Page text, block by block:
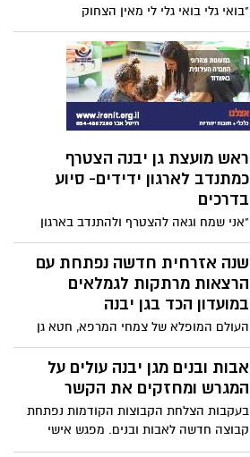
את הטוב הטמון בשני העולמות כאשר הוא
משלב בין מקצועות הקודש לבין לימודי
הליבה לרבות מתמטיקה והשפה האנגלית
הנלמדת באופן מורחב החל מכיתה א'.
"בואי גלי בואי גלי לי מאין הצחוק
המתוק"....השירים שכולנו גדלנו עליהם עכשיו
במחזמר "גלי" מבית תיאטרון אורנה פורת
לילדים. תרבות איכותית לילדים קרוב לבית.
הכינו כרטיסים מראש.
ראש מועצת גן יבנה הצטרף
כמתנדב לארגון ידידים- סיוע
בדרכים
"אני שמח וגאה להצטרף ולהתנדב בארגון
ידידים, לסייע בדרכים וזאת בהמשך לשיתוף
הפעולה המתמשך עם הארגון מטעם המועצה"
כך כתב הבוקר דרור אהרון ראש מועצת גן
יבנה
שנה אזרחית חדשה נפתחת עם
הרצאות מרתקות לגמלאים
במועדון הכד בגן יבנה
העולם המופלא של צמחי המרפא, חטא גן
העדן, צוואות וירושות, ט"ו בשבט, תופעת
האספנות במבט פסיכולוגי. כל ההרצאות הכי
מרתקות מחכות לכם, גימלאי גן יבנה במועדון
אבות ובנים מגן יבנה עולים על
המגרש ומחזקים את הקשר
בעקבות הצלחת הקבוצות הקודמות נפתחת
קבוצה חדשה לאבות ובנים. מפגש אישי
שכולו תשומת לב, הכלה, חיזוק הקשר ושמירה